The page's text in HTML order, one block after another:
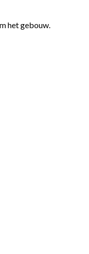
het gebouw.